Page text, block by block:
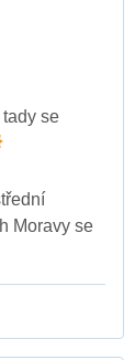
se
Moravy se